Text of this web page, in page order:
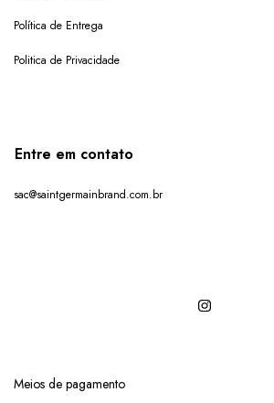
Política de Entrega
Politica de Privacidade
Entre em contato
sac@saintgermainbrand.com.br
Meios de pagamento